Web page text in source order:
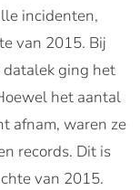
incidenten,
van 2015. Bij
ging het
het aantal
afnam, waren ze
records. Dit is
van 2015.